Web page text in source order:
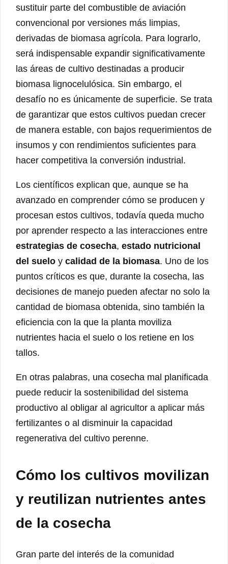
sustituir parte del combustible de aviación
convencional por versiones más limpias,
derivadas de biomasa agrícola. Para lograrlo,
será indispensable expandir significativamente
las áreas de cultivo destinadas a producir
biomasa lignocelulósica. Sin embargo, el
desafío no es únicamente de superficie. Se trata
de garantizar que estos cultivos puedan crecer
de manera estable, con bajos requerimientos de
insumos y con rendimientos suficientes para
hacer competitiva la conversión industrial.
Los científicos explican que, aunque se ha
avanzado en comprender cómo se producen y
procesan estos cultivos, todavía queda mucho
por aprender respecto a las interacciones entre
estrategias de cosecha, estado nutricional
del suelo y calidad de la biomasa. Uno de los
puntos críticos es que, durante la cosecha, las
decisiones de manejo pueden afectar no solo la
cantidad de biomasa obtenida, sino también la
eficiencia con la que la planta moviliza
nutrientes hacia el suelo o los retiene en los
tallos.
En otras palabras, una cosecha mal planificada
puede reducir la sostenibilidad del sistema
productivo al obligar al agricultor a aplicar más
fertilizantes o al disminuir la capacidad
regenerativa del cultivo perenne.
Cómo los cultivos movilizan
y reutilizan nutrientes antes
de la cosecha
Gran parte del interés de la comunidad